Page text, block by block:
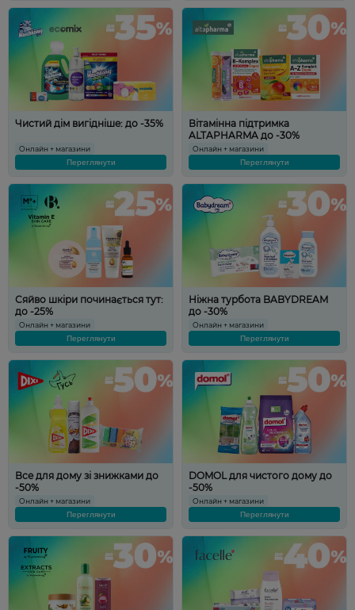
Чистий дім вигідніше: до -35%
Онлайн + магазини
Переглянути
Вітамінна підтримка
ALTAPHARMA до -30%
Онлайн + магазини
Переглянути
Сяйво шкіри починається тут:
до -25%
Онлайн + магазини
Переглянути
Ніжна турбота BABYDREAM
до -30%
Онлайн + магазини
Переглянути
Все для дому зі знижками до
-50%
Онлайн + магазини
Переглянути
DOMOL для чистого дому до
-50%
Онлайн + магазини
Переглянути